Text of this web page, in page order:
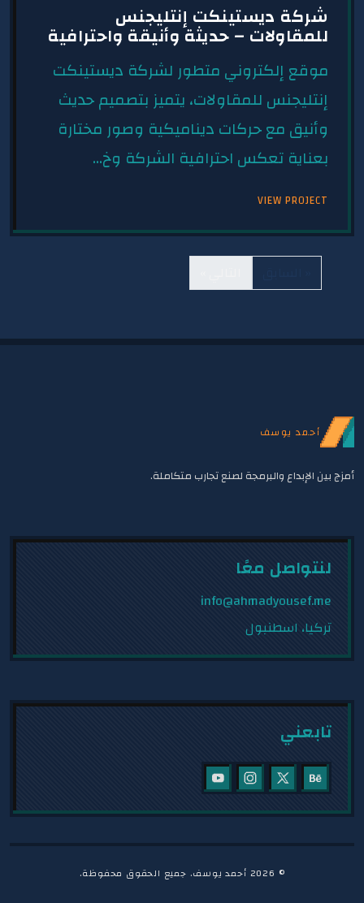
شركة ديستينكت إنتليجنس
للمقاولات – حديثة وأنيقة واحترافية
موقع إلكتروني متطور لشركة ديستينكت
إنتليجنس للمقاولات، يتميز بتصميم حديث
وأنيق مع حركات ديناميكية وصور مختارة
بعناية تعكس احترافية الشركة وخ...
VIEW PROJECT
أحمد يوسف
أمزج بين الإبداع والبرمجة لصنع تجارب متكاملة.
لنتواصل معًا
info@ahmadyousef.me
تركيا، اسطنبول
تابعني
©
2026 أحمد يوسف. جميع الحقوق محفوظة.